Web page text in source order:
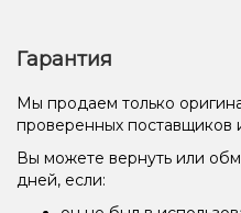
Гарантия
Мы продаем только
проверенных поставщиков
Вы можете вернуть или
дней, если: